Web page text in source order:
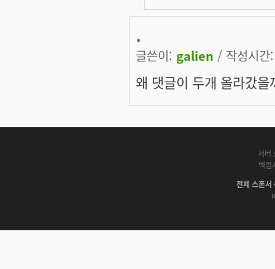
.
글쓴이: galien / 작성시
왜 댓글이 두개 올라갔
서버
백업
전체 스폰서